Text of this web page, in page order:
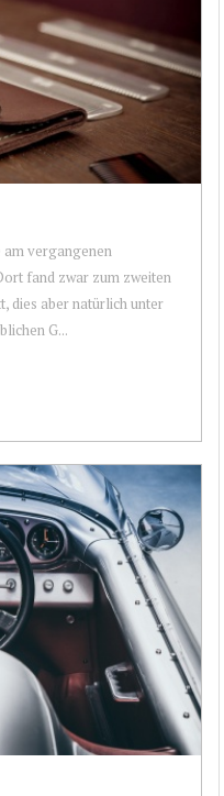
am vergangenen
fand zwar zum zweiten
dies aber natürlich unter
G...